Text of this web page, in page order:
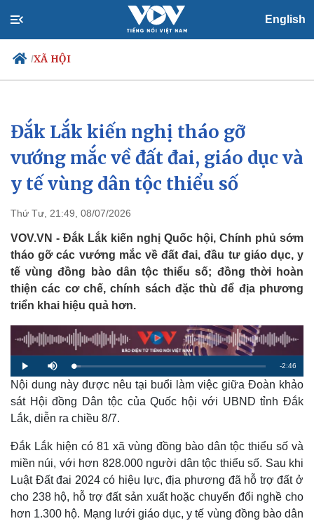
English
/XÃ HỘI
Chính trị
Đảng
Tổ chức nhân sự
Quốc hội
Nhận diện sự thật
Xã hội
Tin 24h
Dự báo thời tiết
Giáo dục
Đắk Lắk kiến nghị tháo gỡ
vướng mắc về đất đai, giáo dục và
y tế vùng dân tộc thiểu số
Thứ Tư, 21:49, 08/07/2026
VOV.VN - Đắk Lắk kiến nghị Quốc hội, Chính phủ sớm
tháo gỡ các vướng mắc về đất đai, đầu tư giáo dục, y
tế vùng đồng bào dân tộc thiểu số; đồng thời hoàn
thiện các cơ chế, chính sách đặc thù để địa phương
triển khai hiệu quả hơn.
P
l
a
y
M
u
t
e
L
o
a
3
.
%
R
e
i
i
n
-2:46
Nội dung này được nêu tại buổi làm việc giữa Đoàn khảo
sát Hội đồng Dân tộc của Quốc hội với UBND tỉnh Đắk
Lắk, diễn ra chiều 8/7.
Đắk Lắk hiện có 81 xã vùng đồng bào dân tộc thiểu số và
miền núi, với hơn 828.000 người dân tộc thiểu số. Sau khi
Luật Đất đai 2024 có hiệu lực, địa phương đã hỗ trợ đất ở
cho 238 hộ, hỗ trợ đất sản xuất hoặc chuyển đổi nghề cho
hơn 1.300 hộ. Mạng lưới giáo dục, y tế vùng đồng bào dân